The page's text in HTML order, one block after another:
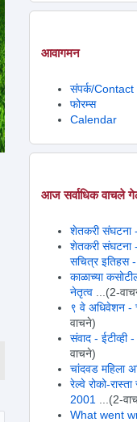
आवागमन
संपर्क/Contact
फोरम्स
Calendar
आज सर्वाधिक वाचले
शेतकरी संघटना -
शेतकरी संघटना
सचित्र इतिहस
काळाच्या
नेतृत्व
...(2-
९ वे अधिवेशन -
वाचने)
संवाद - ईटीव्ही
वाचने)
चांदवड महिला
रेल्वे रोको-
2001
...(2-
What went